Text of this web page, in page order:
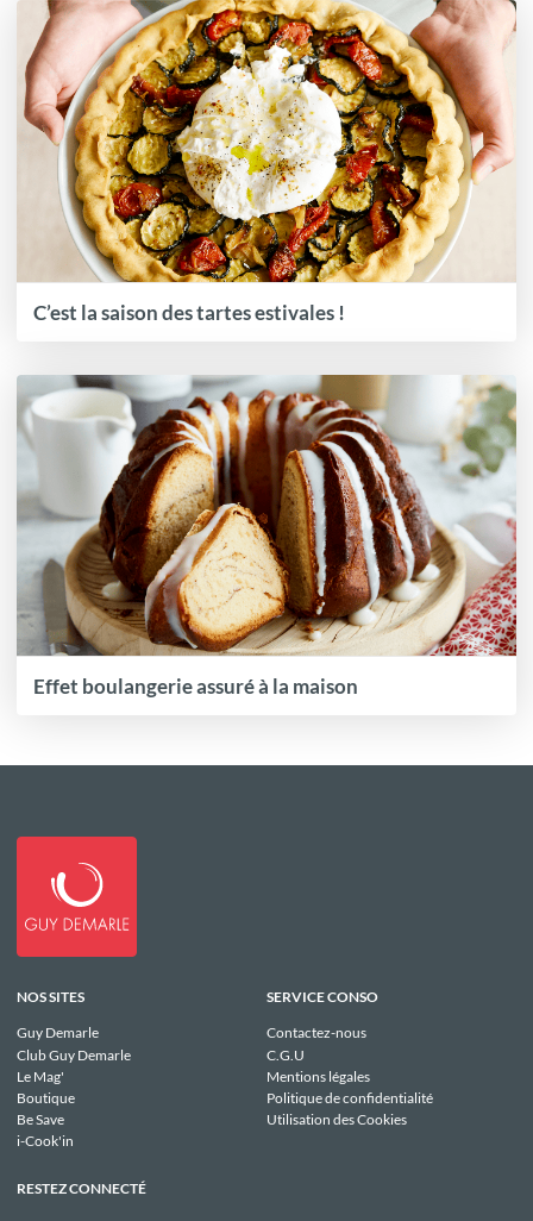
C’est la saison des tartes estivales !
Effet boulangerie assuré à la maison
NOS SITES
Guy Demarle
Club Guy Demarle
Le Mag'
Boutique
Be Save
i-Cook'in
SERVICE CONSO
Contactez-nous
C.G.U
Mentions légales
Politique de confidentialité
Utilisation des Cookies
RESTEZ CONNECTÉ